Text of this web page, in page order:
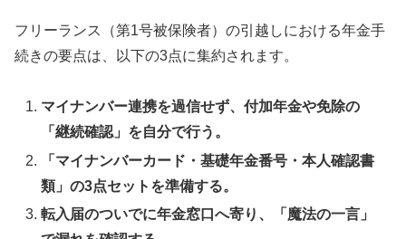
フリーランス（第1号被保険者）の引越しにおける年金手
続きの要点は、以下の3点に集約されます。
マイナンバー連携を過信せず、付加年金や免除の
「継続確認」を自分で行う。
「マイナンバーカード・基礎年金番号・本人確認書
類」の3点セットを準備する。
転入届のついでに年金窓口へ寄り、「魔法の一言」